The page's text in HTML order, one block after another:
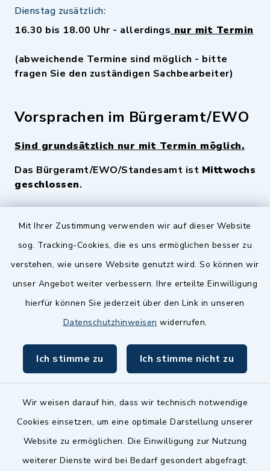
Mit Ihrer Zustimmung verwenden wir auf dieser Website
sog. Tracking-Cookies, die es uns ermöglichen besser zu
verstehen, wie unsere Website genutzt wird. So können wir
unser Angebot weiter verbessern. Ihre erteilte Einwilligung
hierfür können Sie jederzeit über den Link in unseren
Datenschutzhinweisen widerrufen.
Ich stimme zu Ich stimme nicht zu
Wir weisen darauf hin, dass wir technisch notwendige
Cookies einsetzen, um eine optimale Darstellung unserer
Website zu ermöglichen. Die Einwilligung zur Nutzung
weiterer Dienste wird bei Bedarf gesondert abgefragt.
Dienstag zusätzlich:
16.30 bis 18.00 Uhr - allerdings nur mit Termin
(abweichende Termine sind möglich - bitte
fragen Sie den zuständigen Sachbearbeiter)
Vorsprachen im Bürgeramt/EWO
Sind grundsätzlich nur mit Termin möglich.
Das Bürgeramt/EWO/Standesamt ist Mittwochs
geschlossen.
Quicklinks
Zenngrund Allianz
Dillenberggruppe
inixmedia GmbH